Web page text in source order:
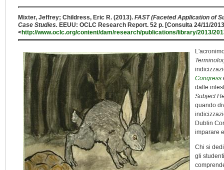
Mixter, Jeffrey; Childress, Eric R. (2013). FAST (Faceted Application of
Case Studies. EEUU: OCLC Research Report. 52 p. [Consulta 24/11/
<http://www.oclc.org/content/dam/research/publications/library/2013/
Congress
dalle
Subject
quando
Dublin
imparare
Chi si
gli